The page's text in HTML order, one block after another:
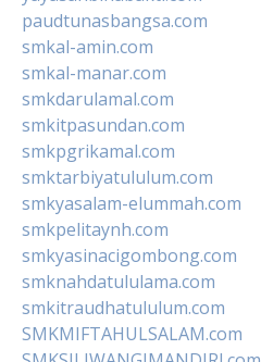
paudtunasbangsa.com
smkal-amin.com
smkal-manar.com
smkdarulamal.com
smkitpasundan.com
smkpgrikamal.com
smktarbiyatululum.com
smkyasalam-elummah.com
smkpelitaynh.com
smkyasinacigombong.com
smknahdatululama.com
smkitraudhatululum.com
SMKMIFTAHULSALAM.com